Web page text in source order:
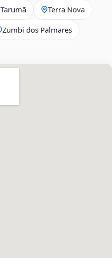
Tarumã Terra Nova
Zumbi dos Palmares